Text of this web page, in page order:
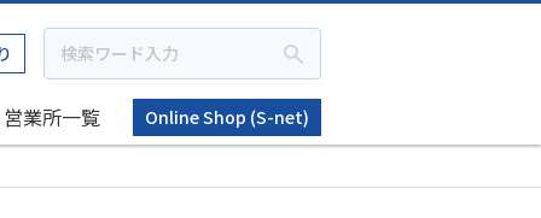
営業所一覧
Online Shop (S-net)